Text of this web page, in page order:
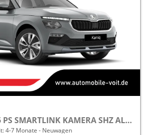
CLEVER 1.0 TSI 95 PS SMARTLINK KAMERA SHZ ALU PDC LED TEMPOMAT frei konfigurierbar!
4-7 Monate Neuwagen